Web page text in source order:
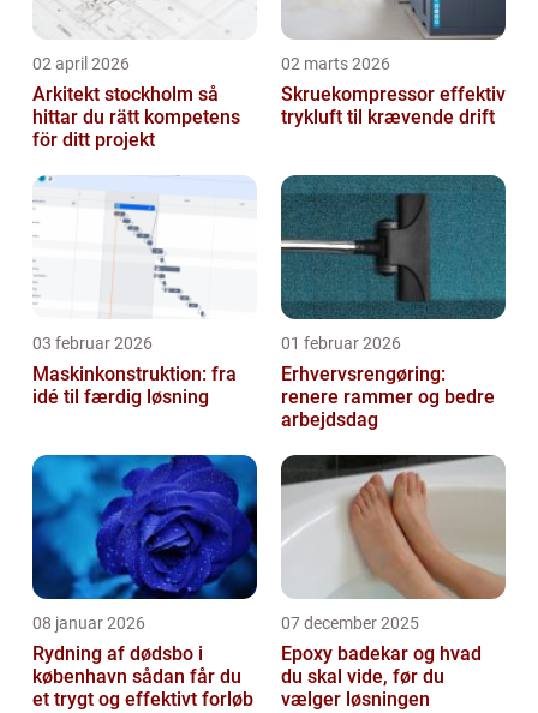
02 april 2026
Arkitekt stockholm så
hittar du rätt kompetens
för ditt projekt
02 marts 2026
Skruekompressor effektiv
trykluft til krævende drift
03 februar 2026
Maskinkonstruktion: fra
idé til færdig løsning
01 februar 2026
Erhvervsrengøring:
renere rammer og bedre
arbejdsdag
08 januar 2026
Rydning af dødsbo i
københavn sådan får du
et trygt og effektivt forløb
07 december 2025
Epoxy badekar og hvad
du skal vide, før du
vælger løsningen